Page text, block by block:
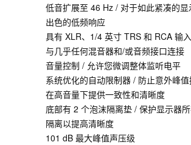
低音扩展至 46 Hz / 对于如此紧凑的
出色的低频响应
具有 XLR、1/4 英寸 TRS 和 RCA 输
与几乎任何混音器和/或音频接口连接
音量控制 / 允许您微调整体监听电平
系统优化的自动限制器 / 防止意外峰
在高音量下提供一致性和清晰度
底部有 2 个泡沫隔离垫 / 保护显示器
隔离以提高清晰度
101 dB 最大峰值声压级